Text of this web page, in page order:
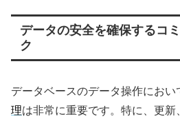
データの安全を確保するコ
ク
データベースのデータ操作におい
理は非常に重要です。特に、更